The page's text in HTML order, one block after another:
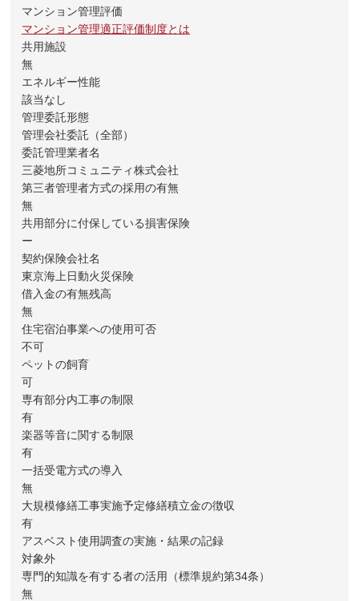
マンション管理評価
マンション管理適正評価制度とは
共用施設
無
エネルギー性能
該当なし
管理委託形態
管理会社委託（全部）
委託管理業者名
三菱地所コミュニティ株式会社
第三者管理者方式の採用の有無
無
共用部分に付保している損害保険
ー
契約保険会社名
東京海上日動火災保険
借入金の有無残高
無
住宅宿泊事業への使用可否
不可
ペットの飼育
可
専有部分内工事の制限
有
楽器等音に関する制限
有
一括受電方式の導入
無
大規模修繕工事実施予定修繕積立金の徴収
有
アスベスト使用調査の実施・結果の記録
対象外
専門的知識を有する者の活用（標準規約第34条）
無